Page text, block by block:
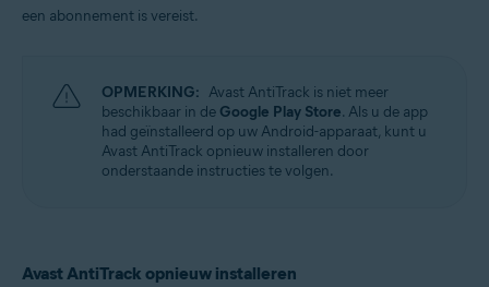
een abonnement is vereist.
OPMERKING: Avast AntiTrack is niet meer
beschikbaar in de Google Play Store. Als u de app
had geïnstalleerd op uw Android-apparaat, kunt u
Avast AntiTrack opnieuw installeren door
onderstaande instructies te volgen.
Avast AntiTrack opnieuw installeren